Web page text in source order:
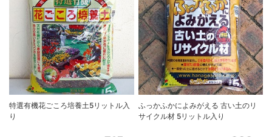
特選有機花ごころ培養土5リットル入
り
ふっかふかによみがえる 古い土のリ
サイクル材 5リットル入り